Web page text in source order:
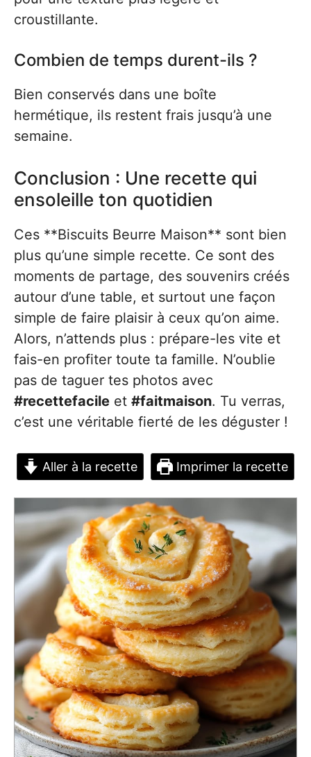
croustillante.
Combien de temps durent-ils ?
Bien conservés dans une boîte
hermétique, ils restent frais jusqu’à une
semaine.
Conclusion : Une recette qui
ensoleille ton quotidien
Ces **Biscuits Beurre Maison** sont bien
plus qu’une simple recette. Ce sont des
moments de partage, des souvenirs créés
autour d’une table, et surtout une façon
simple de faire plaisir à ceux qu’on aime.
Alors, n’attends plus : prépare-les vite et
fais-en profiter toute ta famille. N’oublie
pas de taguer tes photos avec
#recettefacile et #faitmaison. Tu verras,
c’est une véritable fierté de les déguster !
Aller à la recette Imprimer la recette